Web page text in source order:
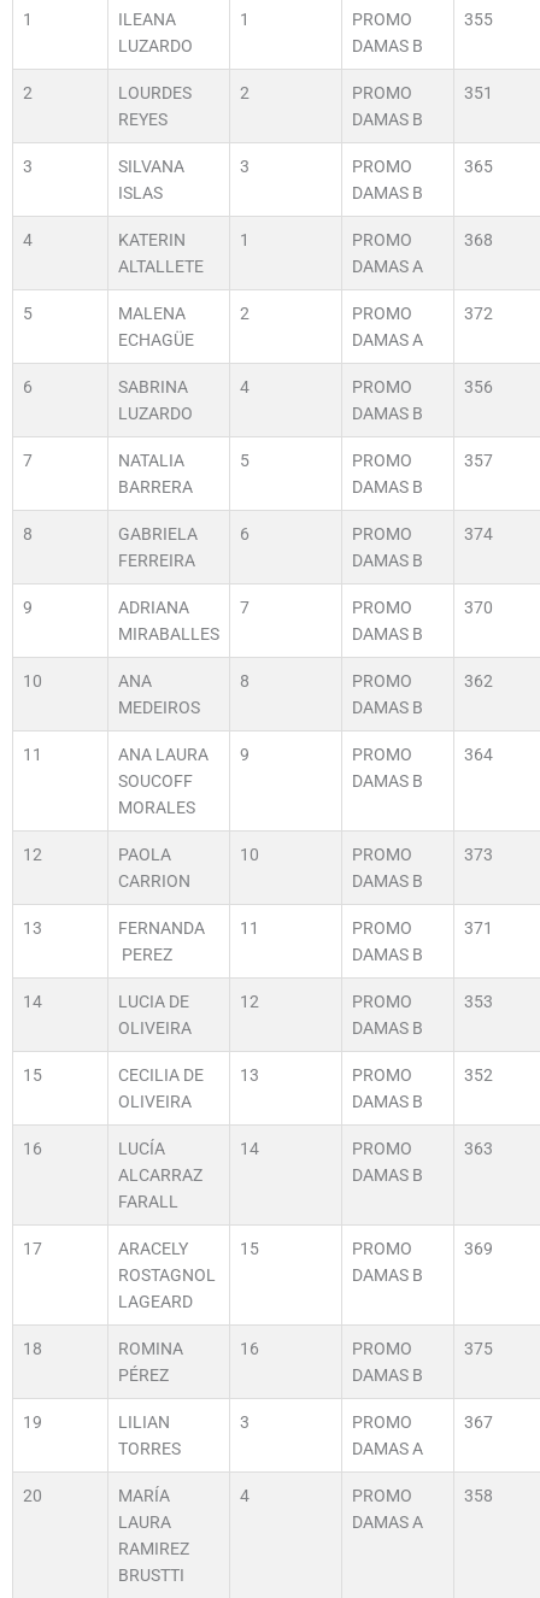
1
ILEANA
LUZARDO
1
PROMO
DAMAS B
355
2
LOURDES
REYES
2
PROMO
DAMAS B
351
3
SILVANA
ISLAS
3
PROMO
DAMAS B
365
4
KATERIN
ALTALLETE
1
PROMO
DAMAS A
368
5
MALENA
ECHAGÜE
2
PROMO
DAMAS A
372
6
SABRINA
LUZARDO
4
PROMO
DAMAS B
356
7
NATALIA
BARRERA
5
PROMO
DAMAS B
357
8
GABRIELA
FERREIRA
6
PROMO
DAMAS B
374
9
ADRIANA
MIRABALLES
7
PROMO
DAMAS B
370
10
ANA
MEDEIROS
8
PROMO
DAMAS B
362
11
ANA LAURA
SOUCOFF
MORALES
9
PROMO
DAMAS B
364
12
PAOLA
CARRION
10
PROMO
DAMAS B
373
13
FERNANDA
PEREZ
11
PROMO
DAMAS B
371
14
LUCIA DE
OLIVEIRA
12
PROMO
DAMAS B
353
15
CECILIA DE
OLIVEIRA
13
PROMO
DAMAS B
352
16
LUCÍA
ALCARRAZ
FARALL
14
PROMO
DAMAS B
363
17
ARACELY
ROSTAGNOL
LAGEARD
15
PROMO
DAMAS B
369
18
ROMINA
PÉREZ
16
PROMO
DAMAS B
375
19
LILIAN
TORRES
3
PROMO
DAMAS A
367
20
MARÍA
LAURA
RAMIREZ
BRUSTTI
4
PROMO
DAMAS A
358